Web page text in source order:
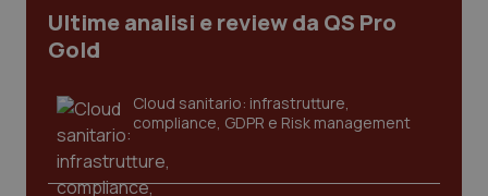
Ultime analisi e review da QS Pro
Gold
Cloud sanitario: infrastrutture,
compliance, GDPR e Risk management
VISITOR_PRIVACY_METADATA
YouTube